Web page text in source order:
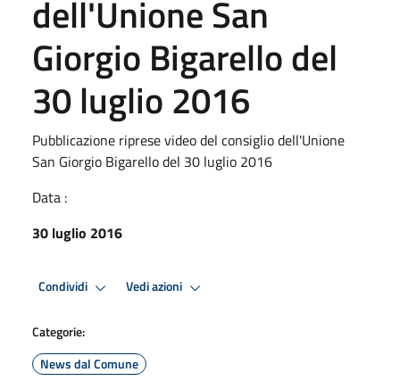
dell'Unione San
Giorgio Bigarello del
30 luglio 2016
Pubblicazione riprese video del consiglio dell'Unione
San Giorgio Bigarello del 30 luglio 2016
Data :
30 luglio 2016
Condividi Vedi azioni
Categorie:
News dal Comune